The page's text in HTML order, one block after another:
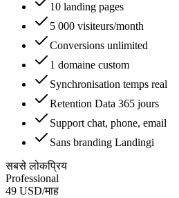
10 landing pages
5 000 visiteurs/month
Conversions unlimited
1 domaine custom
Synchronisation temps real
Retention Data 365 jours
Support chat, phone, email
Sans branding Landingi
सबसे लोकप्रिय
Professional
49 USD/माह